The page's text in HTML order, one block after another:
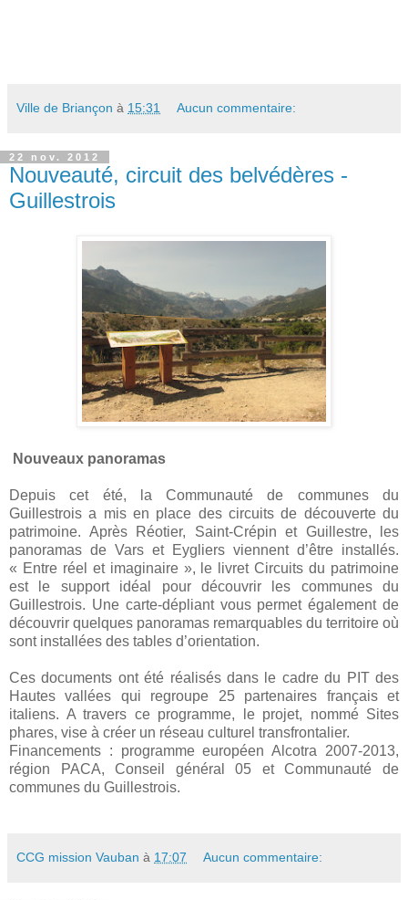
Ville de Briançon à 15:31 Aucun commentaire:
22 nov. 2012
Nouveauté, circuit des belvédères -
Guillestrois
Nouveaux panoramas
Depuis cet été, la Communauté de communes du
Guillestrois a mis en place des circuits de découverte du
patrimoine. Après Réotier, Saint-Crépin et Guillestre, les
panoramas de Vars et Eygliers viennent d’être installés.
« Entre réel et imaginaire », le livret Circuits du patrimoine
est le support idéal pour découvrir les communes du
Guillestrois. Une carte-dépliant vous permet également de
découvrir quelques panoramas remarquables du territoire où
sont installées des tables d’orientation.
Ces documents ont été réalisés dans le cadre du PIT des
Hautes vallées qui regroupe 25 partenaires français et
italiens. A travers ce programme, le projet, nommé Sites
phares, vise à créer un réseau culturel transfrontalier.
Financements : programme européen Alcotra 2007-2013,
région PACA, Conseil général 05 et Communauté de
communes du Guillestrois.
CCG mission Vauban à 17:07 Aucun commentaire: